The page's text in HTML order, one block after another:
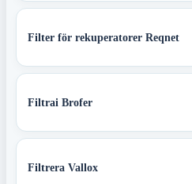
Filter för rekuperatorer Reqnet
Filtrai Brofer
Filtrera Vallox